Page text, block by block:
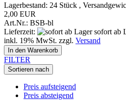
Lagerbestand: 24 Stück ,
2,00 EUR
Art.Nr.: BSB-bl
Lieferzeit:
sofort ab
inkl. 19% MwSt. zzgl. Versand
In den Warenkorb
FILTER
Sortieren nach
Preis aufsteigend
Preis absteigend